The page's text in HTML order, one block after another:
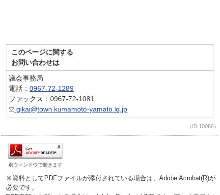
このページに関する
お問い合わせは
議会事務局
電話：0967-72-1289
ファックス：0967-72-1081
gikai@town.kumamoto-yamato.lg.jp
（ID:10086）
別ウィンドウで開きます
※資料としてPDFファイルが添付されている場合は、Adobe Acrobat(R)が
必要です。